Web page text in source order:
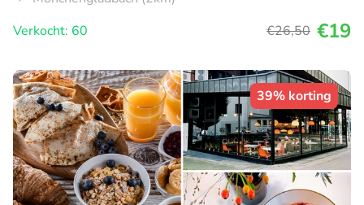
Verkocht: 60
€26,50 €19
39% korting